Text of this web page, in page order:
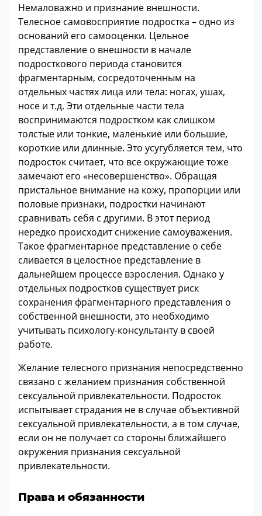
Немаловажно и признание внешности.
Телесное самовосприятие подростка – одно из
оснований его самооценки. Цельное
представление о внешности в начале
подросткового периода становится
фрагментарным, сосредоточенным на
отдельных частях лица или тела: ногах, ушах,
носе и т.д. Эти отдельные части тела
воспринимаются подростком как слишком
толстые или тонкие, маленькие или большие,
короткие или длинные. Это усугубляется тем, что
подросток считает, что все окружающие тоже
замечают его «несовершенство». Обращая
пристальное внимание на кожу, пропорции или
половые признаки, подростки начинают
сравнивать себя с другими. В этот период
нередко происходит снижение самоуважения.
Такое фрагментарное представление о себе
сливается в целостное представление в
дальнейшем процессе взросления. Однако у
отдельных подростков существует риск
сохранения фрагментарного представления о
собственной внешности, это необходимо
учитывать психологу-консультанту в своей
работе.
Желание телесного признания непосредственно
связано с желанием признания собственной
сексуальной привлекательности. Подросток
испытывает страдания не в случае объективной
сексуальной привлекательности, а в том случае,
если он не получает со стороны ближайшего
окружения признания сексуальной
привлекательности.
Права и обязанности